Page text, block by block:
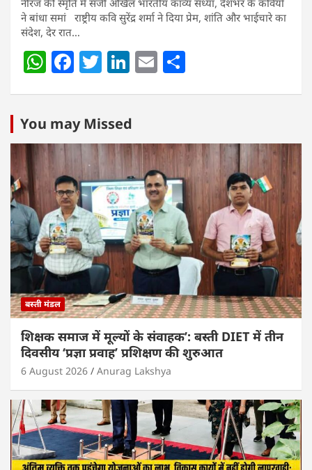
ने बांधा समां राष्ट्रीय कवि सुरेंद्र शर्मा ने दिया प्रेम, शांति और भाईचारे का
संदेश, देर रात…
W
s
A
p
p
F
e
b
o
o
k
T
er
Li
e
dI
n
E
You may Missed
बस्ती मंडल
शिक्षक समाज में मूल्यों के संवाहक’: बस्ती DIET में तीन
दिवसीय ‘प्रज्ञा प्रवाह’ प्रशिक्षण की शुरुआत
6 August 2026 Anurag Lakshya